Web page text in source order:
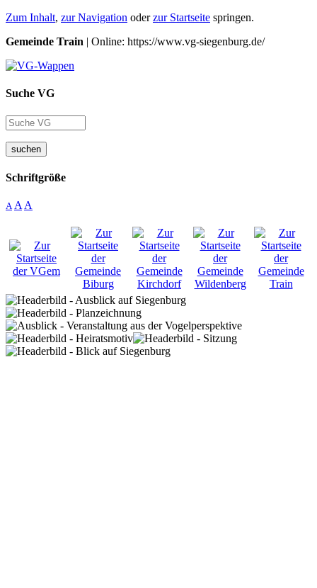
Zum Inhalt, zur Navigation oderzur Startseite springen.
Gemeinde Train | Online: https://www.vg-siegenburg.de/
Suche VG
suchen
Schriftgröße
A A A